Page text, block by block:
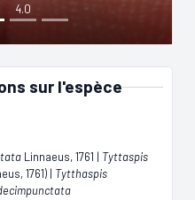
4.0
sur l'espèce
Linnaeus, 1761 | Tyttaspis
1761) | Tytthaspis